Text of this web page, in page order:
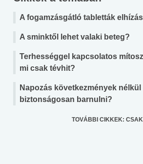
A fogamzásgátló tabletták
A sminktől lehet valaki beteg?
Terhességgel kapcsolatos
mi csak tévhit?
Napozás következmények nélkül
biztonságosan barnulni?
TOVÁBBI CIKKEK: